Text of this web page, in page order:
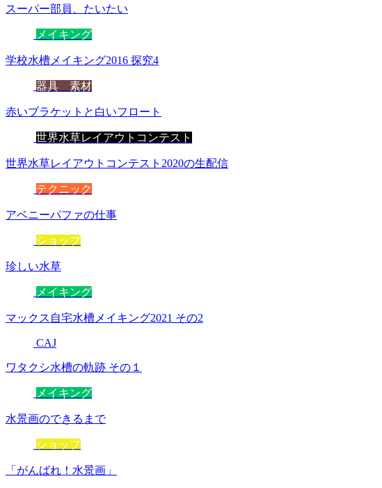
スーパー部員、たいたい
メイキング
学校水槽メイキング2016 探究4
器具 素材
赤いブラケットと白いフロート
世界水草レイアウトコンテスト
世界水草レイアウトコンテスト2020の生配信
テクニック
アベニーパファの仕事
ショップ
珍しい水草
メイキング
マックス自宅水槽メイキング2021 その2
CAJ
ワタクシ水槽の軌跡 その１
メイキング
水景画のできるまで
ショップ
「がんばれ！水景画」